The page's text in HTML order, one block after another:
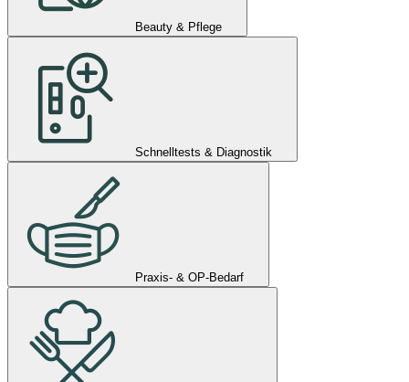
Beauty & Pflege
Schnelltests & Diagnostik
Praxis- & OP-Bedarf